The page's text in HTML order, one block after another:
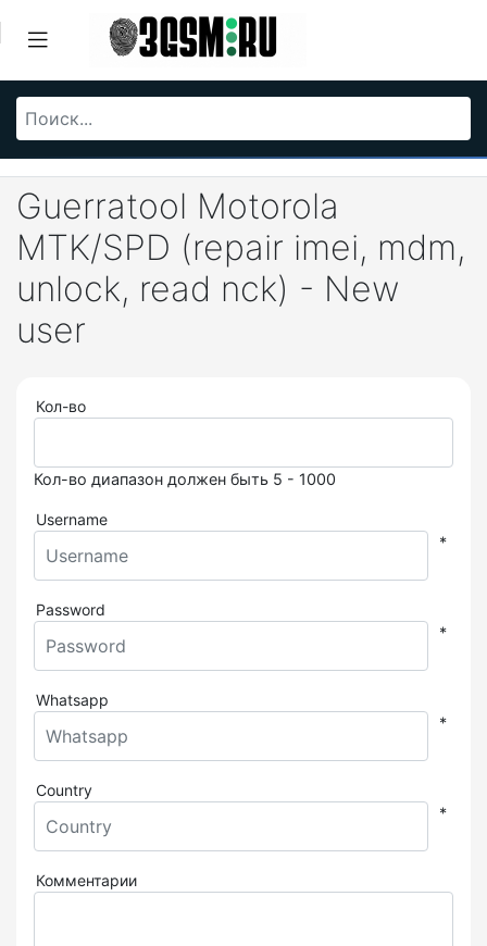
Guerratool Motorola
MTK/SPD (repair imei, mdm,
unlock, read nck) - New
user
Кол-во
Кол-во диапазон должен быть 5 - 1000
Username
*
Password
*
Whatsapp
*
Country
*
Комментарии